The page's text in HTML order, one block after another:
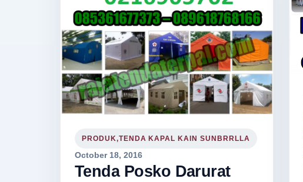
PRODUK,TENDA KAPAL KAIN SUNBRRLLA
October 18, 2016
Tenda Posko Darurat